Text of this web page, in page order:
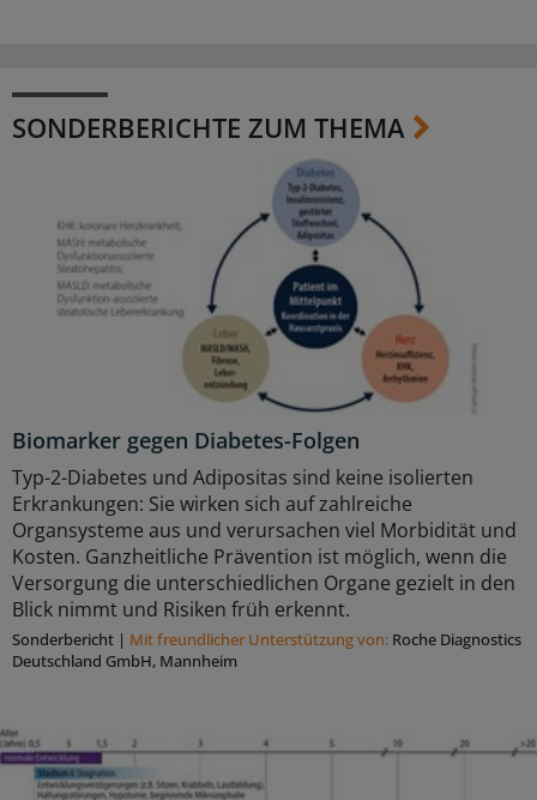
SONDERBERICHTE ZUM THEMA
Biomarker gegen Diabetes-Folgen
Typ-2-Diabetes und Adipositas sind keine isolierten
Erkrankungen: Sie wirken sich auf zahlreiche
Organsysteme aus und verursachen viel Morbidität und
Kosten. Ganzheitliche Prävention ist möglich, wenn die
Versorgung die unterschiedlichen Organe gezielt in den
Blick nimmt und Risiken früh erkennt.
Sonderbericht | Mit freundlicher Unterstützung von: Roche Diagnostics
Deutschland GmbH, Mannheim